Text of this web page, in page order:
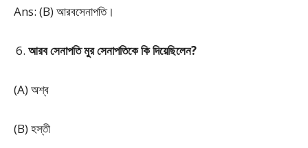
Ans: (B) আরবসেনাপতি।
আরব সেনাপতি মুর সেনাপতিকে কি দিয়েছিলেন?
(A) অশ্ব
(B) হস্তী